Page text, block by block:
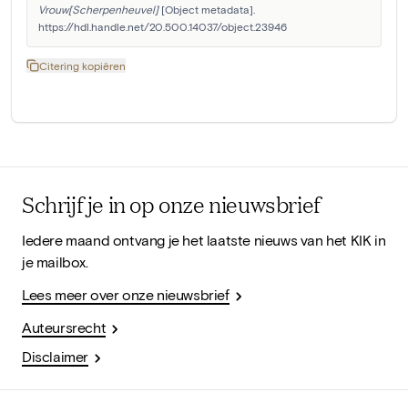
Vrouw[Scherpenheuvel] [Object metadata].
https://hdl.handle.net/20.500.14037/object.23946
Citering kopiëren
Schrijf je in op onze nieuwsbrief
Iedere maand ontvang je het laatste nieuws van het KIK in
je mailbox.
Lees meer over onze nieuwsbrief
Auteursrecht
Disclaimer